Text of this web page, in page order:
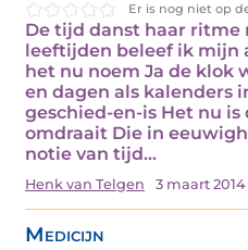
Er is nog niet op
De tijd danst haar ritme
leeftijden beleef ik mijn
het nu noem Ja de klok
en dagen als kalenders
geschied-en-is Het nu is
omdraait Die in
notie van tijd…
Henk van Telgen 3 maart 2014
Medicijn